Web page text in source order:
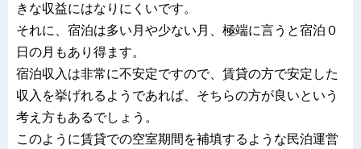
きな収益にはなりにくいです。
それに、宿泊は多い月や少ない月、極端に言うと宿泊０
日の月もあり得ます。
宿泊収入は非常に不安定ですので、賃貸の方で安定した
収入を挙げれるようであれば、そちらの方が良いという
考え方もあるでしょう。
このように賃貸での空室期間を補填するような民泊運営